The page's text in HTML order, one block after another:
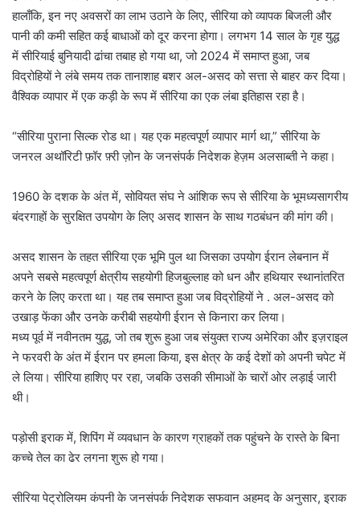
हालाँकि, इन नए अवसरों का लाभ उठाने के लिए, सीरिया को व्यापक बिजली और
पानी की कमी सहित कई बाधाओं को दूर करना होगा। लगभग 14 साल के गृह युद्ध
में सीरियाई बुनियादी ढांचा तबाह हो गया था, जो 2024 में समाप्त हुआ, जब
विद्रोहियों ने लंबे समय तक तानाशाह बशर अल-असद को सत्ता से बाहर कर दिया।
वैश्विक व्यापार में एक कड़ी के रूप में सीरिया का एक लंबा इतिहास रहा है।
“सीरिया पुराना सिल्क रोड था। यह एक महत्वपूर्ण व्यापार मार्ग था,” सीरिया के
जनरल अथॉरिटी फ़ॉर फ़्री ज़ोन के जनसंपर्क निदेशक हेज़म अलसाब्ती ने कहा।
1960 के दशक के अंत में, सोवियत संघ ने आंशिक रूप से सीरिया के भूमध्यसागरीय
बंदरगाहों के सुरक्षित उपयोग के लिए असद शासन के साथ गठबंधन की मांग की।
असद शासन के तहत सीरिया एक भूमि पुल था जिसका उपयोग ईरान लेबनान में
अपने सबसे महत्वपूर्ण क्षेत्रीय सहयोगी हिजबुल्लाह को धन और हथियार स्थानांतरित
करने के लिए करता था। यह तब समाप्त हुआ जब विद्रोहियों ने . अल-असद को
उखाड़ फेंका और उनके करीबी सहयोगी ईरान से किनारा कर लिया।
मध्य पूर्व में नवीनतम युद्ध, जो तब शुरू हुआ जब संयुक्त राज्य अमेरिका और इज़राइल
ने फरवरी के अंत में ईरान पर हमला किया, इस क्षेत्र के कई देशों को अपनी चपेट में
ले लिया। सीरिया हाशिए पर रहा, जबकि उसकी सीमाओं के चारों ओर लड़ाई जारी
थी।
पड़ोसी इराक में, शिपिंग में व्यवधान के कारण ग्राहकों तक पहुंचने के रास्ते के बिना
कच्चे तेल का ढेर लगना शुरू हो गया।
सीरिया पेट्रोलियम कंपनी के जनसंपर्क निदेशक सफवान अहमद के अनुसार, इराक